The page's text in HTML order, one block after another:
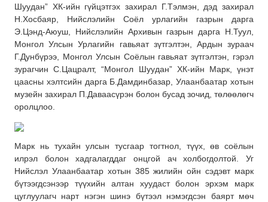
Шуудан” ХК-ийн гүйцэтгэх захирал Г.Тэлмэн, дэд захирал
Н.Хосбаяр, Нийслэлийн Соёл урлагийн газрын дарга
Э.Цэнд-Аюуш, Нийслэлийн Архивын газрын дарга Н.Туул,
Монгол Улсын Урлагийн гавьяат зүтгэлтэн, Ардын зураач
Г.Дунбүрээ, Монгол Улсын Соёлын гавьяат зүтгэлтэн, гэрэл
зурагчин С.Цацралт, “Монгол Шуудан” ХК-ийн Марк, үнэт
цаасны хэлтсийн дарга Б.Дамдинбазар, Улаанбаатар хотын
музейн захирал П.Даваасүрэн болон бусад зочид, төлөөлөгч
оролцлоо.
Марк нь тухайн улсын тусгаар тогтнол, түүх, өв соёлын
илрэл болон хадгалагддаг онцгой ач холбогдолтой. Уг
Нийслэл Улаанбаатар хотын 385 жилийн ойн сэдэвт марк
бүтээгдсэнээр түүхийн алтан хуудаст болон эрхэм марк
цуглуулагч нарт нэгэн шинэ бүтээл нэмэгдсэн баярт мөч